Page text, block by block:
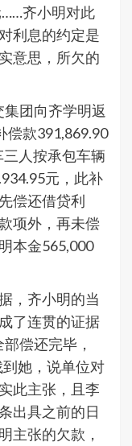
……齐小明对此
利息的约定是
意思，所欠的
团向齐学明返
偿款391,869.90
人按承包车辆
元，此补
偿还借贷利
项外，再未偿
本金565,000
，齐小明的当
了连贯的证据
偿还完毕，
她，说单位对
此主张，且李
出具之前的日
主张的欠款，